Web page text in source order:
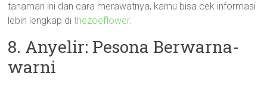
tanaman ini dan cara merawatnya, kamu bisa cek informasi
lebih lengkap dithezoeflower.
8. Anyelir: Pesona Berwarna-
warni